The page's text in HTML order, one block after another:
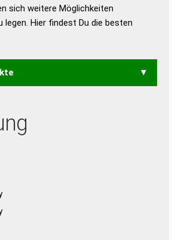
Duden – Die deutsche Grammatik
Duden – Deutsches
sich weitere Möglichkeiten
legen. Hier findest Du die besten